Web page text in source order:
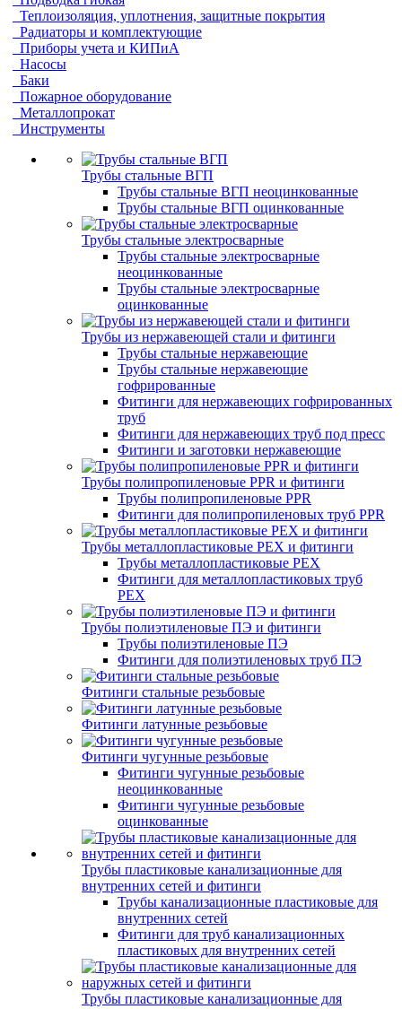
Теплоизоляция, уплотнения, защитные покрытия
Радиаторы и комплектующие
Приборы учета и КИПиА
Насосы
Баки
Пожарное оборудование
Металлопрокат
Инструменты
Трубы стальные ВГП
Трубы стальные ВГП неоцинкованные
Трубы стальные ВГП оцинкованные
Трубы стальные электросварные
Трубы стальные электросварные
неоцинкованные
Трубы стальные электросварные
оцинкованные
Трубы из нержавеющей стали и фитинги
Трубы стальные нержавеющие
Трубы стальные нержавеющие
гофрированные
Фитинги для нержавеющих гофрированных
труб
Фитинги для нержавеющих труб под пресс
Фитинги и заготовки нержавеющие
Трубы полипропиленовые PPR и фитинги
Трубы полипропиленовые PPR
Фитинги для полипропиленовых труб PPR
Трубы металлопластиковые PEX и фитинги
Трубы металлопластиковые PEX
Фитинги для металлопластиковых труб
PEX
Трубы полиэтиленовые ПЭ и фитинги
Трубы полиэтиленовые ПЭ
Фитинги для полиэтиленовых труб ПЭ
Фитинги стальные резьбовые
Фитинги латунные резьбовые
Фитинги чугунные резьбовые
Фитинги чугунные резьбовые
неоцинкованные
Фитинги чугунные резьбовые
оцинкованные
Трубы пластиковые канализационные для
внутренних сетей и фитинги
Трубы канализационные пластиковые для
внутренних сетей
Фитинги для труб канализационных
пластиковых для внутренних сетей
Трубы пластиковые канализационные для